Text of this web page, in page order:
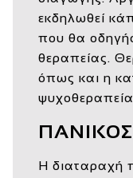
εκδηλωθεί
που θα
θεραπείας.
όπως και η
ΠΑΝΙΚΟΣ
Η διαταραχή